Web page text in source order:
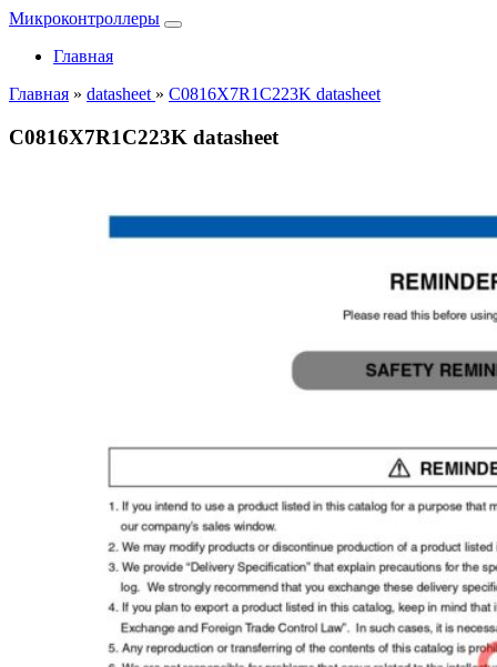
Микроконтроллеры
Главная
Главная » datasheet » C0816X7R1C223K datasheet
C0816X7R1C223K datasheet